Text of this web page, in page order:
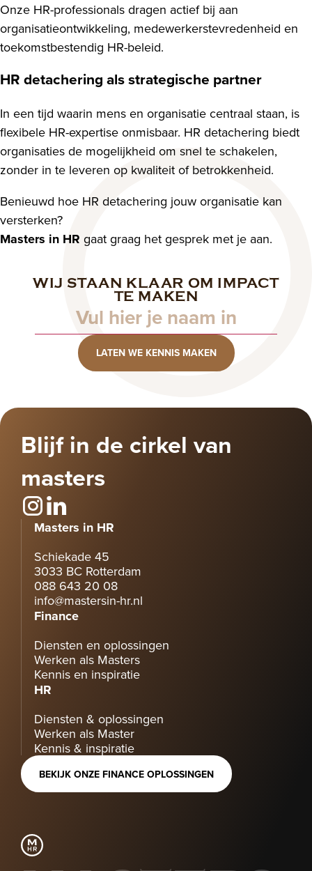
Onze HR-professionals dragen actief bij aan
organisatieontwikkeling, medewerkerstevredenheid en
toekomstbestendig HR-beleid.
HR detachering als strategische partner
In een tijd waarin mens en organisatie centraal staan, is
flexibele HR-expertise onmisbaar. HR detachering biedt
organisaties de mogelijkheid om snel te schakelen,
zonder in te leveren op kwaliteit of betrokkenheid.
Benieuwd hoe HR detachering jouw organisatie kan
versterken?
Masters in HR gaat graag het gesprek met je aan.
WIJ STAAN KLAAR OM IMPACT
TE MAKEN
Naam
LATEN WE KENNIS MAKEN
Blijf in de cirkel van
masters
Masters in HR
Schiekade 45
3033 BC Rotterdam
088 643 20 08
info@mastersin-hr.nl
Finance
Diensten en oplossingen
Werken als Masters
Kennis en inspiratie
HR
Diensten & oplossingen
Werken als Master
Kennis & inspiratie
BEKIJK ONZE FINANCE OPLOSSINGEN